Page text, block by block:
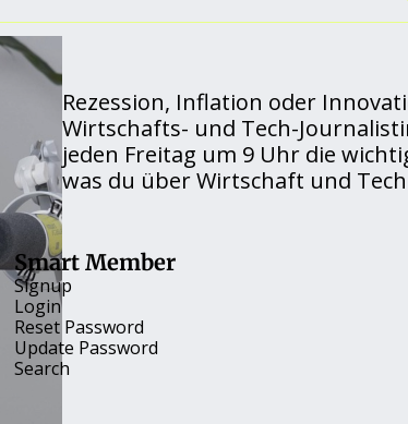
Rezession, Inflation oder
Wirtschafts- und Tech-
jeden Freitag um 9 Uhr die
was du über Wirtschaft und
Smart Member
Signup
Login
Reset Password
Update Password
Search